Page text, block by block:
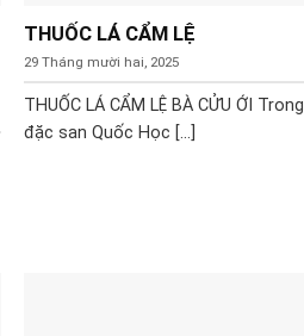
THUỐC LÁ CẨM LỆ
29 Tháng mười hai, 2025
THUỐC LÁ CẨM LỆ BÀ CỬU ỚI Trong
đặc san Quốc Học [...]